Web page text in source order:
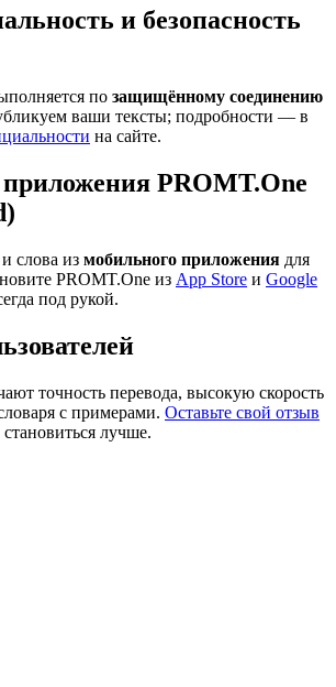
и безопасность
по защищённому соединению
ваши тексты; подробности — в
на сайте.
PROMT.One
слова из мобильного приложения для
PROMT.One из App Store и Google
под рукой.
точность перевода, высокую скорость
с примерами. Оставьте свой отзыв
лучше.